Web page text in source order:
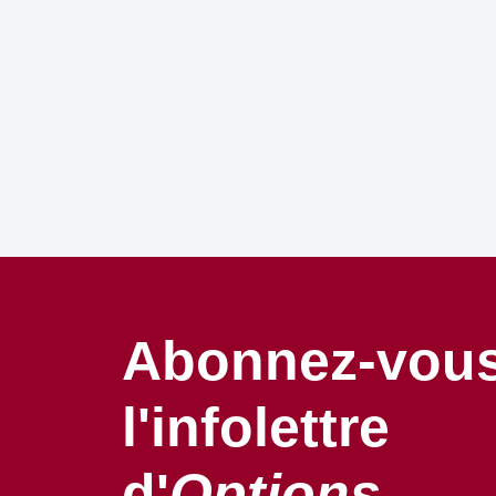
Abonnez-
l'infolettre